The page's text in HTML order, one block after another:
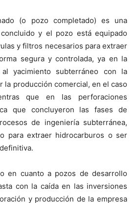
(o pozo completado) es una
y el pozo está equipado
y filtros necesarios para extraer
segura y controlada, ya en la
yacimiento subterráneo con la
la producción comercial, en el caso
que en las perforaciones
que concluyeron las fases de
de ingeniería subterránea,
para extraer hidrocarburos o ser
en cuanto a pozos de desarrollo
con la caída en las inversiones
y producción de la empresa